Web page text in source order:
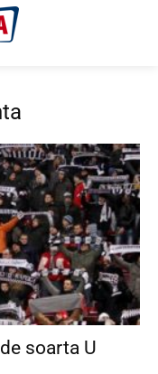
soarta U